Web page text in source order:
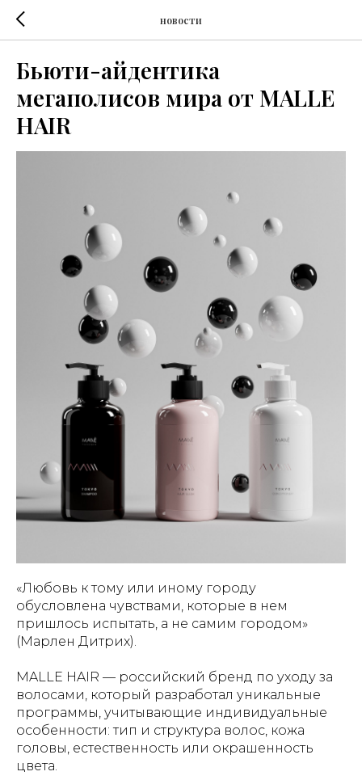
новости
Бьюти-айдентика
мегаполисов мира от MALLE
HAIR
«Любовь к тому или иному городу
обусловлена чувствами, которые в нем
пришлось испытать, а не самим городом»
(Марлен Дитрих).
MALLE HAIR — российский бренд по уходу за
волосами, который разработал уникальные
программы, учитывающие индивидуальные
особенности: тип и структура волос, кожа
головы, естественность или окрашенность
цвета.